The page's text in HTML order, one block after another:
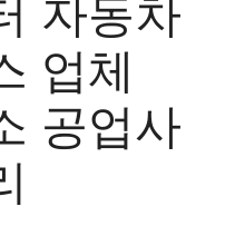
자동차
업체
공업사